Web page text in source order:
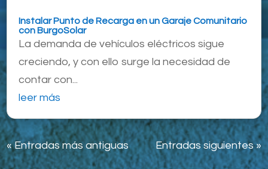
Instalar Punto de Recarga en un Garaje Comunitario
con BurgoSolar
La demanda de vehículos eléctricos sigue
creciendo, y con ello surge la necesidad de
contar con...
leer más
« Entradas más antiguas Entradas siguientes »